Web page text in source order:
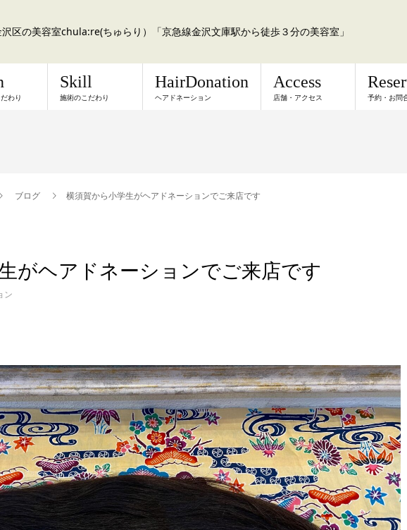
区の美容室chula:re(ちゅらり）「京急線金沢文庫駅から徒歩３分の美容室」
わり
Skill
施術のこだわり
HairDonation
ヘアドネーション
Access
店舗・アクセス 予約・お問
ブログ 横須賀から小学生がヘアドネーションでご来店です
がヘアドネーションでご来店です
ン